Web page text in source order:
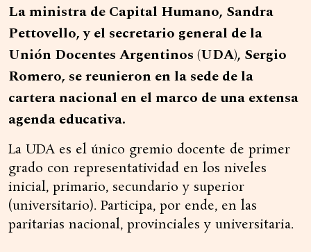
La ministra de Capital Humano, Sandra
Pettovello, y el secretario general de la
Unión Docentes Argentinos (UDA), Sergio
Romero, se reunieron en la sede de la
cartera nacional en el marco de una extensa
agenda educativa.
La UDA es el único gremio docente de primer
grado con representatividad en los niveles
inicial, primario, secundario y superior
(universitario). Participa, por ende, en las
paritarias nacional, provinciales y universitaria.